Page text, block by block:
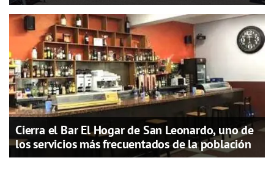
Cierra el Bar El Hogar de San Leonardo, uno de
los servicios más frecuentados de la población